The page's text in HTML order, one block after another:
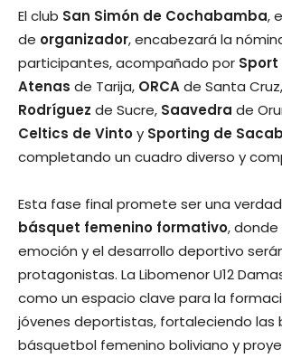
El club San Simón de Cochabamba,
de organizador, encabezará la
participantes, acompañado por Sport
Atenas de Tarija, ORCAde Santa Cruz,
Rodríguez de Sucre, Saavedra de
Celtics de Vintoy Sporting de
completando un cuadro diverso y
Esta fase final promete ser una
básquet femenino formativo,
emoción y el desarrollo deportivo
protagonistas. La Libomenor U12
como un espacio clave para la
jóvenes deportistas, fortaleciendo las
básquetbol femenino boliviano y